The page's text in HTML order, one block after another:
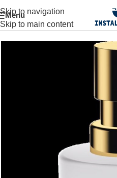
Skip to navigation
Skip to main content
Menu
Prima pagină ACCESORII BAIE